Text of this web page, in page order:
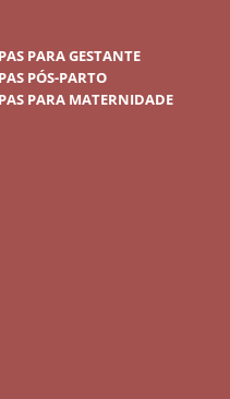
PARA GESTANTE
PÓS-PARTO
PARA MATERNIDADE